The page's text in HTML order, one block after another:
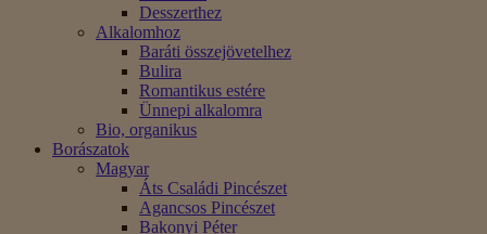
Desszerthez
Alkalomhoz
Baráti összejövetelhez
Bulira
Romantikus estére
Ünnepi alkalomra
Bio, organikus
Borászatok
Magyar
Áts Családi Pincészet
Agancsos Pincészet
Bakonyi Péter